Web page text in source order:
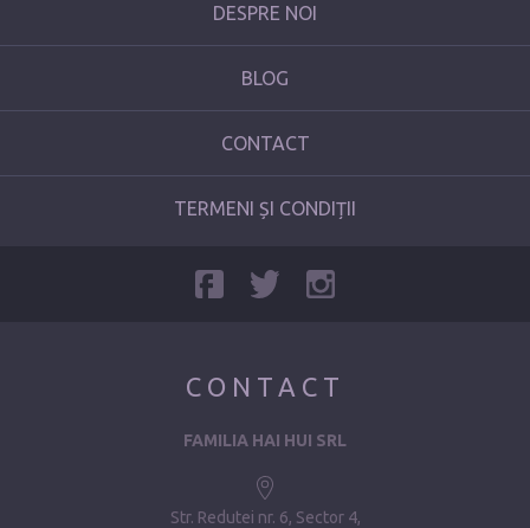
DESPRE NOI
BLOG
CONTACT
TERMENI ȘI CONDIȚII
CONTACT
FAMILIA HAI HUI SRL
Str. Redutei nr. 6, Sector 4